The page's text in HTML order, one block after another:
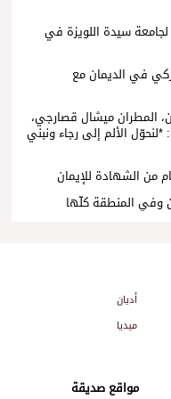
سيدة اللويزة في
في الديمان مع
المطران ميشال قصارجي،
الألم إلى رجاء ونبني
من الشهادة للإيمان
وفي المنطقة كلّها
أديان
ميديا
مواقع صديقة